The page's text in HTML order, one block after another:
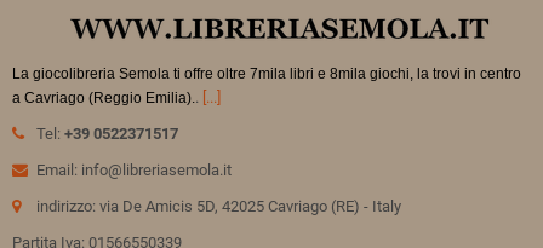
La giocolibreria Semola ti offre oltre 7mila libri e 8mila giochi, la trovi in centro
a Cavriago (Reggio Emilia).. [...]
Tel: +39 0522371517
Email: info@libreriasemola.it
indirizzo: via De Amicis 5D, 42025 Cavriago (RE) - Italy
Partita Iva: 01566550339